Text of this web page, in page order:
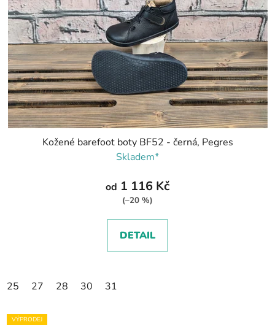
Kožené barefoot boty BF52 - černá, Pegres
Skladem*
od 1 116 Kč
(–20 %)
DETAIL
25 27 28 30 31
VÝPRODEJ